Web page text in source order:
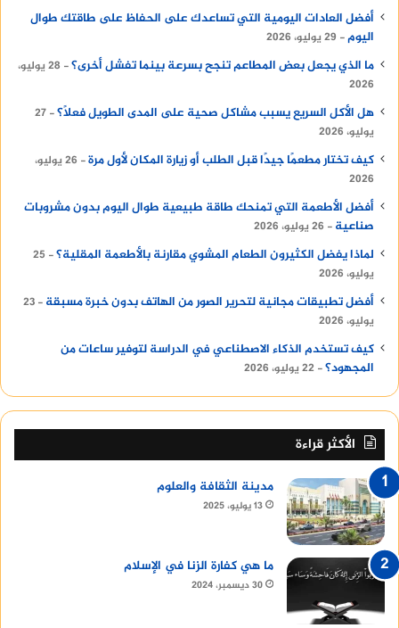
أفضل العادات اليومية التي تساعدك على الحفاظ على طاقتك طوال
اليوم
29 يوليو، 2026
ما الذي يجعل بعض المطاعم تنجح بسرعة بينما تفشل أخرى؟
28 يوليو،
2026
هل الأكل السريع يسبب مشاكل صحية على المدى الطويل فعلًا؟ 27
يوليو، 2026
كيف تختار مطعمًا جيدًا قبل الطلب أو زيارة المكان لأول مرة
26 يوليو،
2026
أفضل الأطعمة التي تمنحك طاقة طبيعية طوال اليوم بدون مشروبات
صناعية
26 يوليو، 2026
لماذا يفضل الكثيرون الطعام المشوي مقارنة بالأطعمة المقلية؟
25
يوليو، 2026
أفضل تطبيقات مجانية لتحرير الصور من الهاتف بدون خبرة مسبقة
23
يوليو، 2026
كيف تستخدم الذكاء الاصطناعي في الدراسة لتوفير ساعات من
المجهود؟ 22 يوليو، 2026
الأكثر قراءة
مدينة الثقافة والعلوم
13 يوليو، 2025
ما هي كفارة الزنا في الإسلام
30 ديسمبر، 2024